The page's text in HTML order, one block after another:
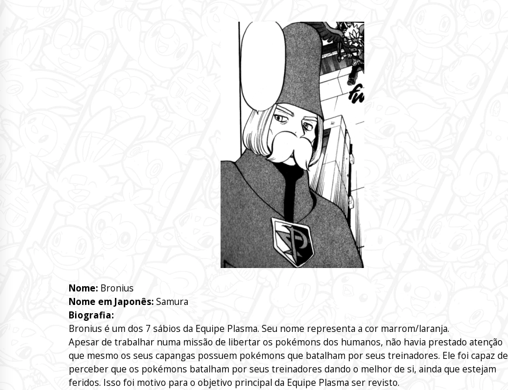
Nome: Bronius
Nome em Japonês:Samura
Biografia:
Bronius é um dos 7 sábios da Equipe Plasma. Seu nome representa a cor marrom/laranja.
Apesar de trabalhar numa missão de libertar os pokémons dos humanos, não havia prestado atenção
que mesmo os seus capangas possuem pokémons que batalham por seus treinadores. Ele foi capaz de
perceber que os pokémons batalham por seus treinadores dando o melhor de si, ainda que estejam
feridos. Isso foi motivo para o objetivo principal da Equipe Plasma ser revisto.